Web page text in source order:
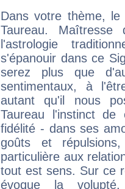
Dans votre thème,
Taureau.
l'astrologie
s'épanouir dans ce
serez plus que
sentimentaux, à
autant qu'il nous
Taureau l'instinct de
fidélité - dans ses
goûts et
particulière aux
tout est sens. Sur ce
évoque la